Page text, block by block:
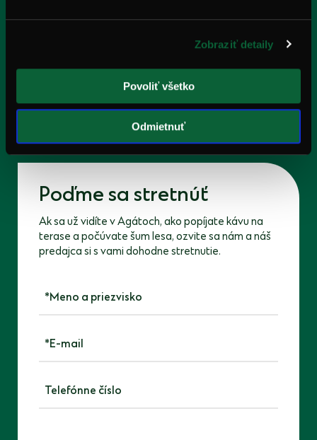
Zobraziť detaily
Povoliť všetko
Odmietnuť
tam, kde býva
pokoj
Prejsť na lokalitu
Poďme sa stretnúť
Ak sa už vidíte v Agátoch, ako popíjate kávu na
terase a počúvate šum lesa, ozvite sa nám a náš
predajca si s vami dohodne stretnutie.